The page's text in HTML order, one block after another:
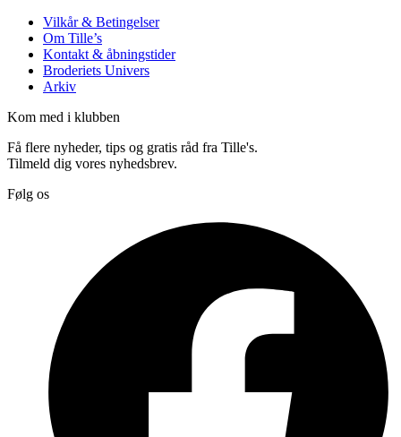
Vilkår & Betingelser
Om Tille’s
Kontakt & åbningstider
Broderiets Univers
Arkiv
Kom med i klubben
Få flere nyheder, tips og gratis råd fra Tille's.
Tilmeld dig vores nyhedsbrev.
Følg os